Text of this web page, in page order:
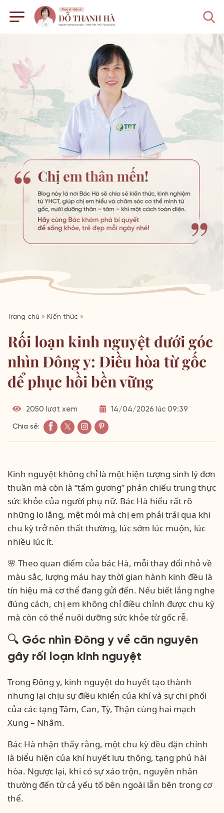
Trang chủ » Kiến thức »
Rối loạn kinh nguyệt dưới góc
nhìn Đông y: Điều hòa từ gốc
để phục hồi bền vững
2050 lượt xem 14/04/2026 lúc 09:39
Chia sẻ:
Kinh nguyệt không chỉ là một hiện tượng sinh lý đơn
thuần mà còn là “tấm gương” phản chiếu trung thực
sức khỏe của người phụ nữ. Bác Hà hiểu rất rõ
những lo lắng, mệt mỏi mà chị em phải trải qua khi
chu kỳ trở nên thất thường, lúc sớm lúc muộn, lúc
nhiều lúc ít.
🌸 Theo quan điểm của bác Hà, mỗi thay đổi nhỏ về
màu sắc, lượng máu hay thời gian hành kinh đều là
tín hiệu mà cơ thể đang gửi đến. Nếu biết lắng nghe
đúng cách, chị em không chỉ điều chỉnh được chu kỳ
mà còn có thể nuôi dưỡng sức khỏe từ gốc rễ.
🔍 Góc nhìn Đông y về căn nguyên
gây rối loạn kinh nguyệt
Trong Đông y, kinh nguyệt do huyết tạo thành
nhưng lại chịu sự điều khiển của khí và sự chi phối
của các tạng Tâm, Can, Tỳ, Thận cùng hai mạch
Xung – Nhâm.
Bác Hà nhận thấy rằng, một chu kỳ đều đặn chính
là biểu hiện của khí huyết lưu thông, tạng phủ hài
hòa. Ngược lại, khi có sự xáo trộn, nguyên nhân
thường đến từ cả yếu tố bên ngoài lẫn bên trong cơ
thể.